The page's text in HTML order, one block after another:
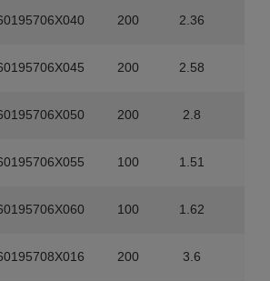
200 2.36
200 2.58
200 2.8
100 1.51
100 1.62
200 3.6